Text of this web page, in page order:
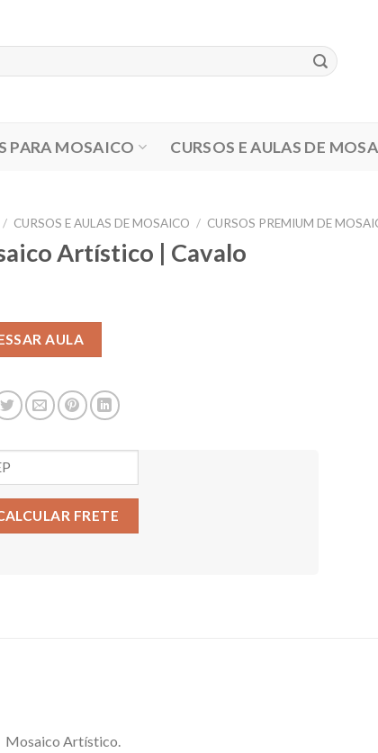
PARA MOSAICO CURSOS E AULAS DE
/ CURSOS E AULAS DE MOSAICO / CURSOS PREMIUM DE
Artístico | Cavalo
FRETE
AULA
Mosaico Artístico.